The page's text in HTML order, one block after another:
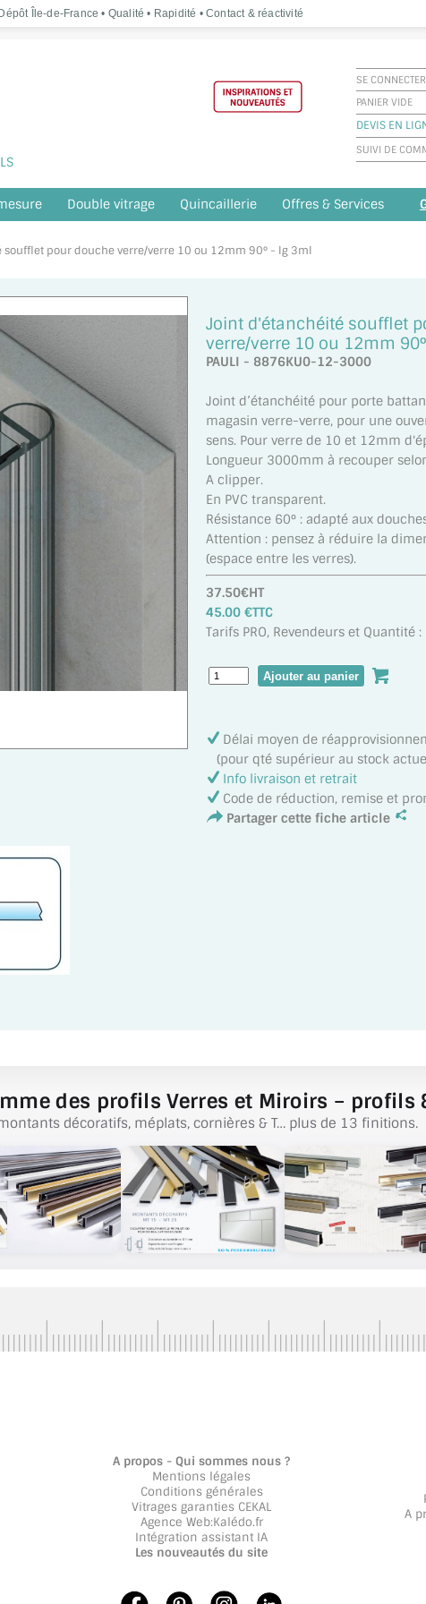
Île-de-France • Qualité • Rapidité • Contact & réactivité
SE CONNECTER
PANIER VIDE
DEVIS EN
SUIVI DE
Double vitrage Quincaillerie Offres & Services
pour douche verre/verre 10 ou 12mm 90° - lg 3ml
Joint d'étanchéité soufflet
verre/verre 10 ou 12mm
PAULI - 8876KU0-12-3000
Joint d’étanchéité pour porte
magasin verre-verre, pour une
sens. Pour verre de 10 et 12mm
Longueur 3000mm à recouper
A clipper.
En PVC transparent.
Résistance 60° : adapté aux
Attention : pensez à réduire la
(espace entre les verres).
37.50€HT
45.00 €TTC
Tarifs PRO, Revendeurs et Quantité :
Délai moyen de
(pour qté supérieur au stock
Info livraison et retrait
Code de réduction, remise et
Partager cette fiche article
des profils Verres et Miroirs –
décoratifs, méplats, cornières & T… plus de 13 finitions.
A propos - Qui sommes nous ?
Mentions légales
Conditions générales
Vitrages garanties CEKAL
Agence Web:Kalédo.fr
Intégration assistant IA
Les nouveautés du site
A